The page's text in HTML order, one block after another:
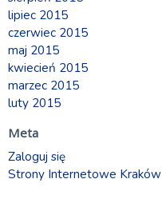
lipiec 2015
czerwiec 2015
maj 2015
kwiecień 2015
marzec 2015
luty 2015
Meta
Zaloguj się
Strony Internetowe Kraków